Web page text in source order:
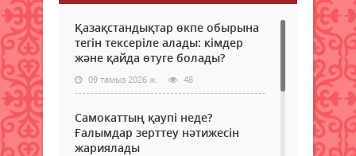
Қазақстандықтар өкпе обырына
тегін тексеріле алады: кімдер
және қайда өтуге болады?
09 тамыз 2026 ж. 48
Самокаттың қаупі неде?
Ғалымдар зерттеу нәтижесін
жариялады